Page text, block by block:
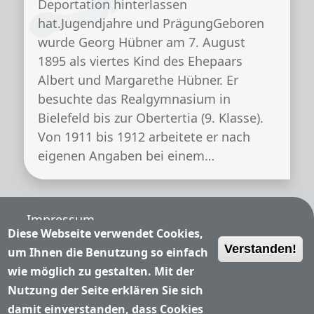
Deportation hinterlassen
hat.Jugendjahre und PrägungGeboren
wurde Georg Hübner am 7. August
1895 als viertes Kind des Ehepaars
Albert und Margarethe Hübner. Er
besuchte das Realgymnasium in
Bielefeld bis zur Obertertia (9. Klasse).
Von 1911 bis 1912 arbeitete er nach
eigenen Angaben bei einem…
Fußzeile
Impressum
Nutzungsbedingungen
Datenschutzerklärung
Diese Webseite verwendet Cookies,
um Ihnen die Benutzung so einfach
wie möglich zu gestalten. Mit der
Nutzung der Seite erklären Sie sich
damit einverstanden, dass Cookies
Verstanden!